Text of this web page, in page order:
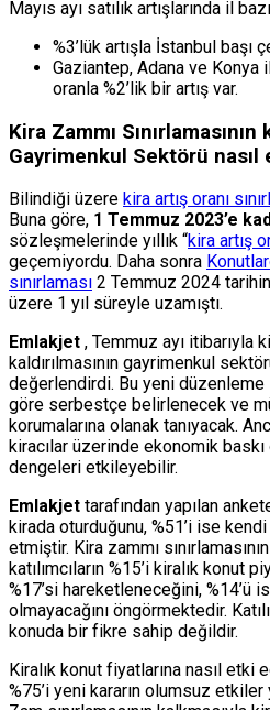
Mayıs ayı satılık artışlarında il
%3’lük artışla İstanbul başı
Gaziantep, Adana ve
oranla %2’lik bir artış var.
Kira Zammı Sınırlamasının
Gayrimenkul Sektörü nasıl
Bilindiği üzere kira artış oranı
Buna göre, 1 Temmuz 2023’e
sözleşmelerinde yıllık “kira artış
geçemiyordu. Daha sonra
sınırlaması 2 Temmuz 2024
üzere 1 yıl süreyle uzamıştı.
Emlakjet , Temmuz ayı itibarıyla
kaldırılmasının gayrimenkul
değerlendirdi. Bu yeni düzenleme
göre serbestçe belirlenecek ve
korumalarına olanak tanıyacak.
kiracılar üzerinde ekonomik
dengeleri etkileyebilir.
Emlakjet tarafından yapılan
kirada oturduğunu, %51’i ise
etmiştir. Kira zammı
katılımcıların %15’i kiralık konut
%17’si hareketleneceğini, %14’ü
olmayacağını öngörmektedir.
konuda bir fikre sahip değildir.
Kiralık konut fiyatlarına nasıl etki
%75’i yeni kararın olumsuz etkiler